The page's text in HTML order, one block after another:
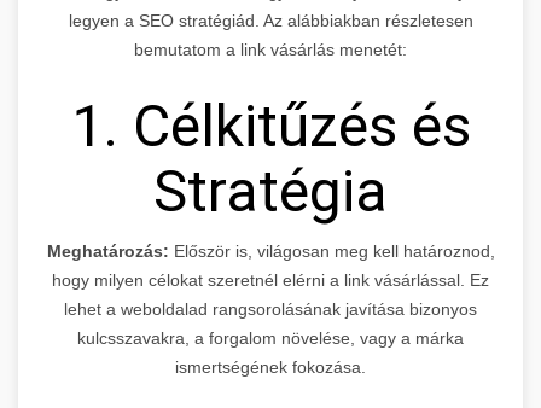
legyen a SEO stratégiád. Az alábbiakban részletesen
bemutatom a link vásárlás menetét:
1. Célkitűzés és
Stratégia
Meghatározás: Először is, világosan meg kell határoznod,
hogy milyen célokat szeretnél elérni a link vásárlással. Ez
lehet a weboldalad rangsorolásának javítása bizonyos
kulcsszavakra, a forgalom növelése, vagy a márka
ismertségének fokozása.